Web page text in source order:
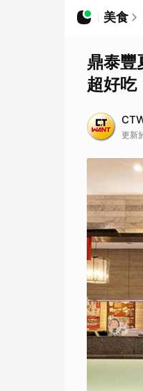
美食
鼎泰
超好吃
更新